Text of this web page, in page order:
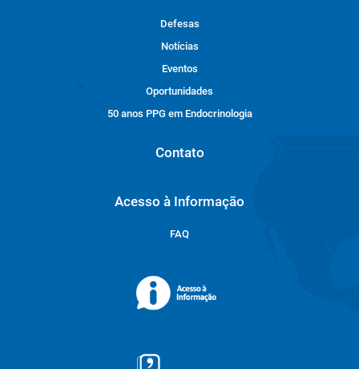
Defesas
Notícias
Eventos
Oportunidades
50 anos PPG em Endocrinologia
Contato
Acesso à Informação
FAQ